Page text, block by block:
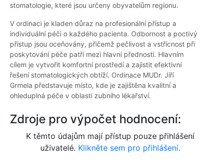
stomatologie, které jsou určeny obyvatelům regionu.
V ordinaci je kladen důraz na profesionální přístup a
individuální péči o každého pacienta. Odbornost a poctivý
přístup jsou oceňovány, přičemž pečlivost a vstřícnost při
poskytování péče patří mezi hlavní přednosti. Hlavním
cílem je vytvořit komfortní prostředí a zajistit efektivní
řešení stomatologických obtíží. Ordinace MUDr. Jiří
Grmela představuje místo, kde je zajištěna kvalitní a
ohleduplná péče v oblasti zubního lékařství.
Zdroje pro výpočet hodnocení:
K těmto údajům mají přístup pouze přihlášení
uživatelé. Klikněte sem pro přihlášení.